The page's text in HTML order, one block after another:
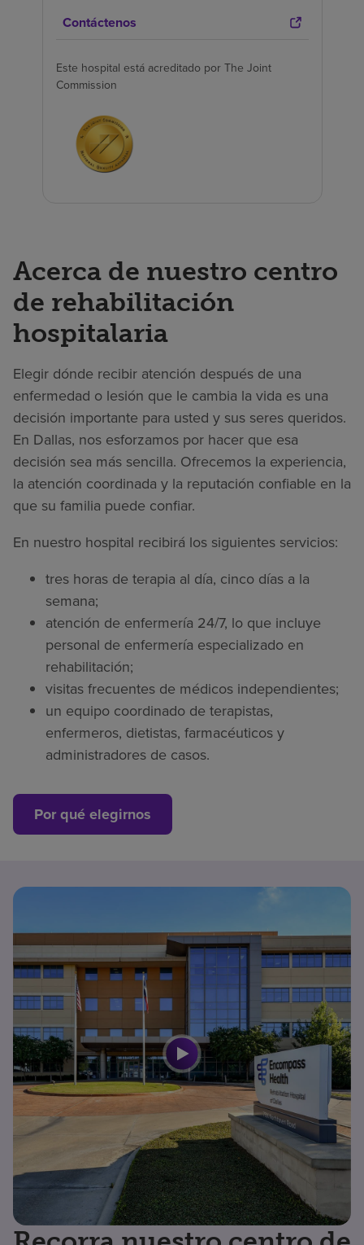
Contáctenos
Este hospital está acreditado por The Joint
Commission
Acerca de nuestro centro
de rehabilitación
hospitalaria
Elegir dónde recibir atención después de una
enfermedad o lesión que le cambia la vida es una
decisión importante para usted y sus seres queridos.
En Dallas, nos esforzamos por hacer que esa
decisión sea más sencilla. Ofrecemos la experiencia,
la atención coordinada y la reputación confiable en la
que su familia puede confiar.
En nuestro hospital recibirá los siguientes servicios:
tres horas de terapia al día, cinco días a la
semana;
atención de enfermería 24/7, lo que incluye
personal de enfermería especializado en
rehabilitación;
visitas frecuentes de médicos independientes;
un equipo coordinado de terapistas,
enfermeros, dietistas, farmacéuticos y
administradores de casos.
Por qué elegirnos